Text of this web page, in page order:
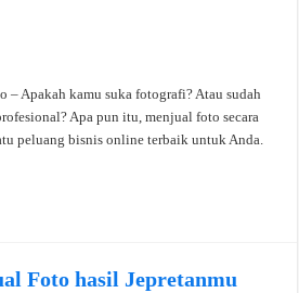
– Apakah kamu suka fotografi? Atau sudah
Apa pun itu, menjual foto secara
peluang bisnis online terbaik untuk Anda.
Foto hasil Jepretanmu